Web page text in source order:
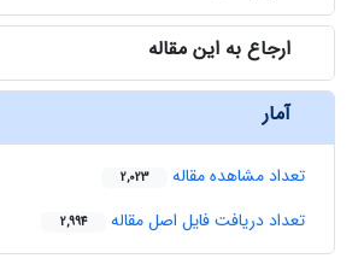
ارجاع به این مقاله
آمار
تعداد مشاهده مقاله 2,023
تعداد دریافت فایل اصل مقاله 2,994